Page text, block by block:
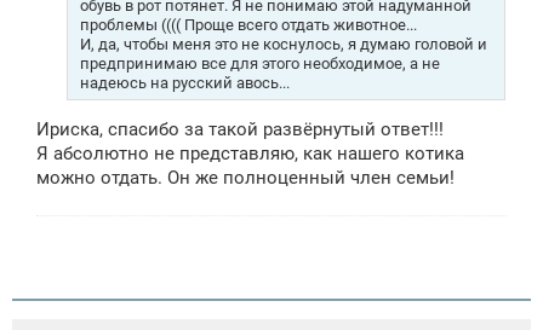
обувь в рот потянет. Я не понимаю этой надуманной
проблемы (((( Проще всего отдать животное...
И, да, чтобы меня это не коснулось, я думаю головой и
предпринимаю все для этого необходимое, а не
надеюсь на русский авось...
Ириска, спасибо за такой развёрнутый ответ!!!
Я абсолютно не представляю, как нашего котика
можно отдать. Он же полноценный член семьи!